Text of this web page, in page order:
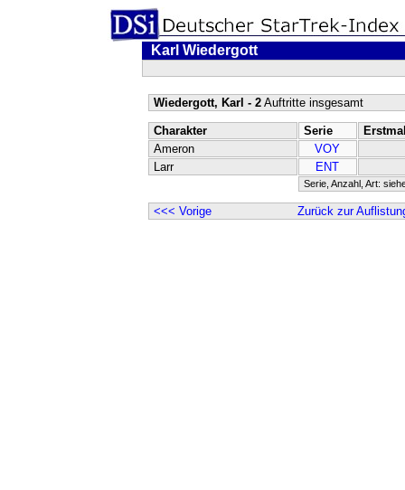
Karl Wiedergott
Wiedergott, Karl - 2Auftritte insgesamt
Charakter Serie
Ameron
VOY
Larr
ENT
Serie, Anzahl, Art:
<<< Vorige Zurück zur